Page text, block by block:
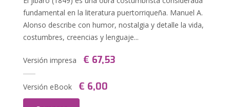
fundamental en la literatura puertorriqueña. Manuel A.
Alonso describe con humor, nostalgia y detalle la vida,
costumbres, creencias y lenguaje...
Versión impresa € 67,53
Versión eBook € 6,00